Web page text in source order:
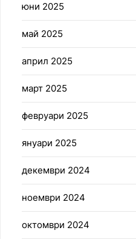
юни 2025
май 2025
април 2025
март 2025
февруари 2025
януари 2025
декември 2024
ноември 2024
октомври 2024